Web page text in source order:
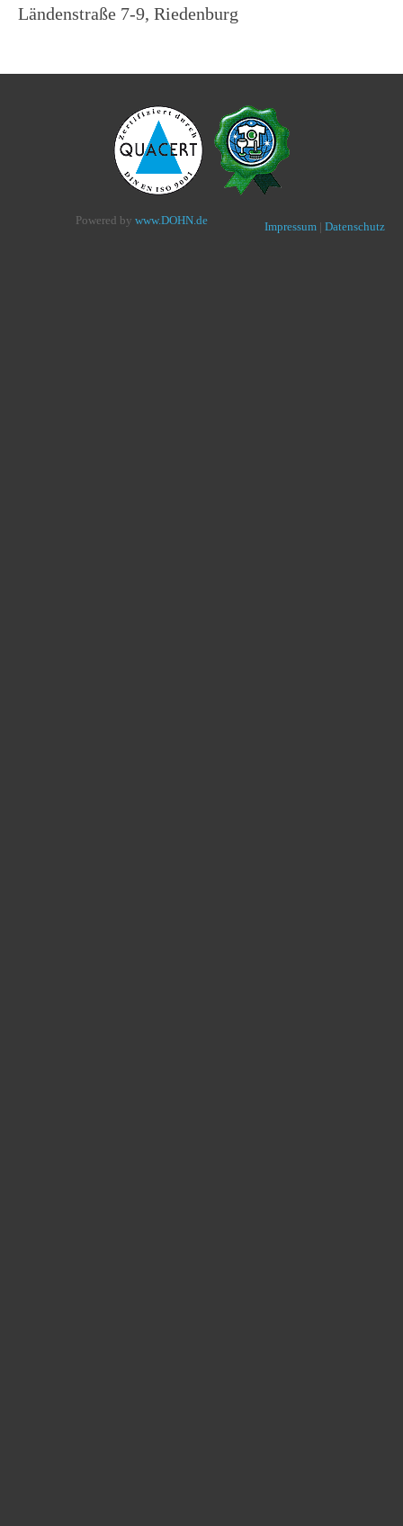
Ländenstraße 7-9, Riedenburg
Impressum | Datenschutz
Powered by www.DOHN.de